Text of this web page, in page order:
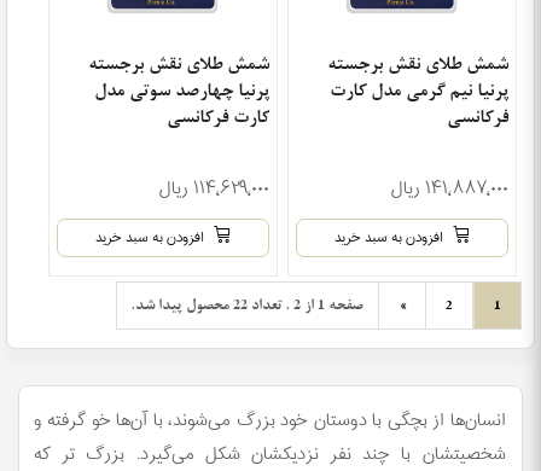
شمش طلای نقش برجسته
پرنیا نیم گرمی مدل کارت
فرکانسی
۱۴۱٬۸۸۷٬۰۰۰ ریال
افزودن به سبد خرید
شمش طلای نقش برجسته
پرنیا چهارصد سوتی مدل
کارت فرکانسی
۱۱۴٬۶۲۹٬۰۰۰ ریال
افزودن به سبد خرید
1
2
» صفحه 1 از 2 . تعداد 22 محصول پیدا شد.
انسان‌ها از بچگی با دوستان خود بزرگ می‌شوند، با آن‌ها خو گرفته و
شخصیتشان با چند نفر نزدیکشان شکل می‌گیرد. بزرگ تر که